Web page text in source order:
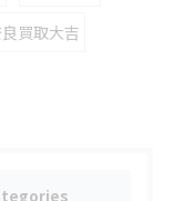
買取大吉